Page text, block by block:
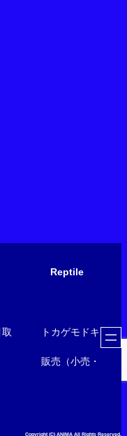
Reptile
引取 トカゲモドキ
売・
Copyright (C) ANIMA All Rights Reserved.